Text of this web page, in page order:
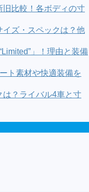
旧比較！各ボディの寸
イズ・スペックは？他
」！理由と装備
ト素材や快適装備を
は？ライバル4車と寸